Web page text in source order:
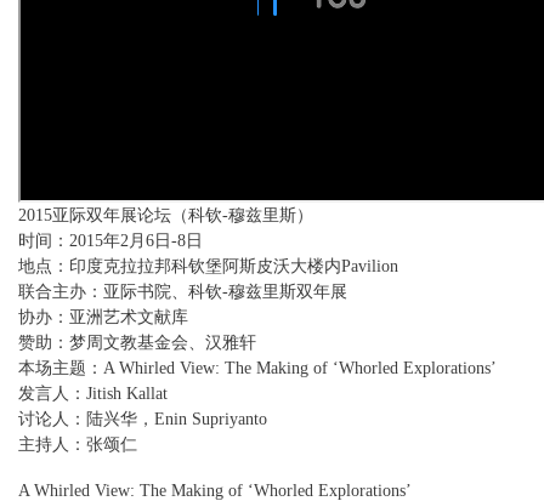
2015亚际双年展论坛（科钦-穆兹里斯）
时间：2015年2月6日-8日
地点：印度克拉拉邦科钦堡阿斯皮沃大楼内Pavilion
联合主办：亚际书院、科钦-穆兹里斯双年展
协办：亚洲艺术文献库
赞助：梦周文教基金会、汉雅轩
本场主题：A Whirled View: The Making of ‘Whorled Explorations’
发言人：Jitish Kallat
讨论人：陆兴华，Enin Supriyanto
主持人：张颂仁
A Whirled View: The Making of ‘Whorled Explorations’